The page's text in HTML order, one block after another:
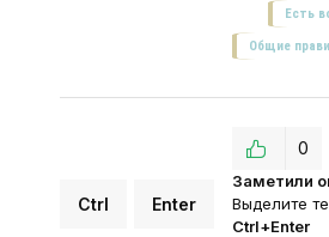
Есть
Общие
Ctrl Enter
Заметили
Выделите
Ctrl+Enter
0